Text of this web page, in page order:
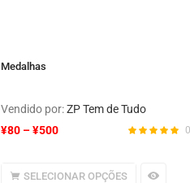
Medalhas
Vendido por:ZP Tem de Tudo
0
¥80 –¥500
SELECIONAR OPÇÕES